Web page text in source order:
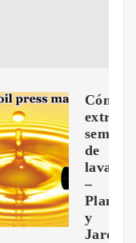
Cómo
extraer
semillas
de
lavanda
–
Plantas
y